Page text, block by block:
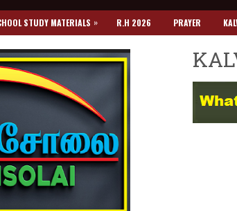
STUDY MATERIALS » R.H 2026 PRAYER